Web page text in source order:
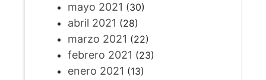
mayo 2021 (30)
abril 2021 (28)
marzo 2021 (22)
febrero 2021 (23)
enero 2021 (13)